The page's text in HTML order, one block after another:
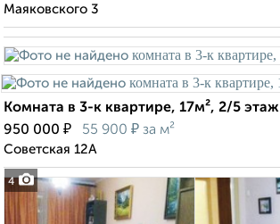
Маяковского 3
4
Комната в 3-к квартире, 17м², 2/5 этаж
950 000 ₽ 55 900 ₽ за м²
Советская 12А